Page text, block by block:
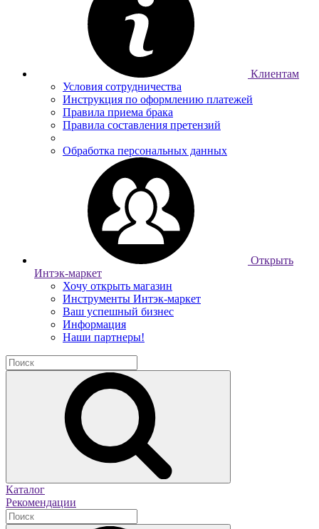
Клиентам
Условия сотрудничества
Инструкция по оформлению платежей
Правила приема брака
Правила составления претензий
Обработка персональных данных
Открыть
Интэк-маркет
Хочу открыть магазин
Инструменты Интэк-маркет
Ваш успешный бизнес
Информация
Наши партнеры!
Каталог
Рекомендации